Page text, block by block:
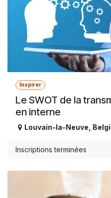
Inspirer
Le SWOT de la
en interne
Louvain-la-Neuve
Inscriptions terminées